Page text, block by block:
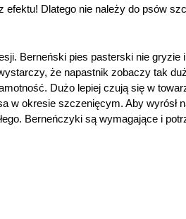
Dlatego nie należy do psów
Berneński pies pasterski nie gryzie
że napastnik zobaczy tak
Dużo lepiej czują się w
w okresie szczenięcym. Aby wyrósł
Berneńczyki są wymagające i